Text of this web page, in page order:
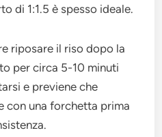
di 1:1.5 è spesso ideale.
riposare il riso dopo la
per circa 5-10 minuti
e previene che
con una forchetta prima